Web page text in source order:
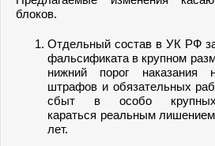
блоков.
Отдельный состав в УК РФ
фальсификата в крупном
нижний порог наказания
штрафов и обязательных
сбыт в особо
караться реальным
лет.